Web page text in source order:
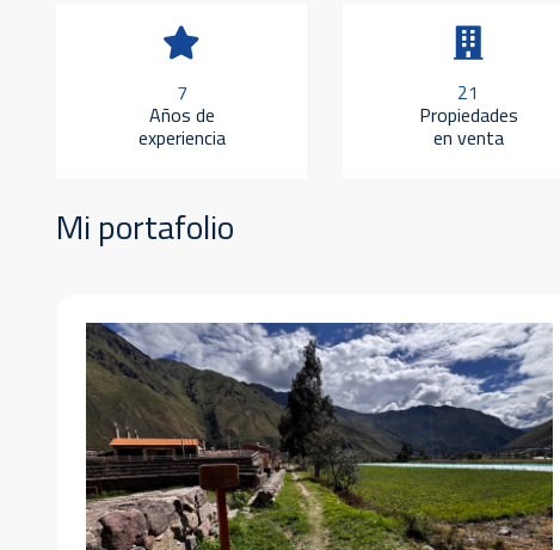
7
Años de
experiencia
21
Propiedades
en venta
Mi portafolio